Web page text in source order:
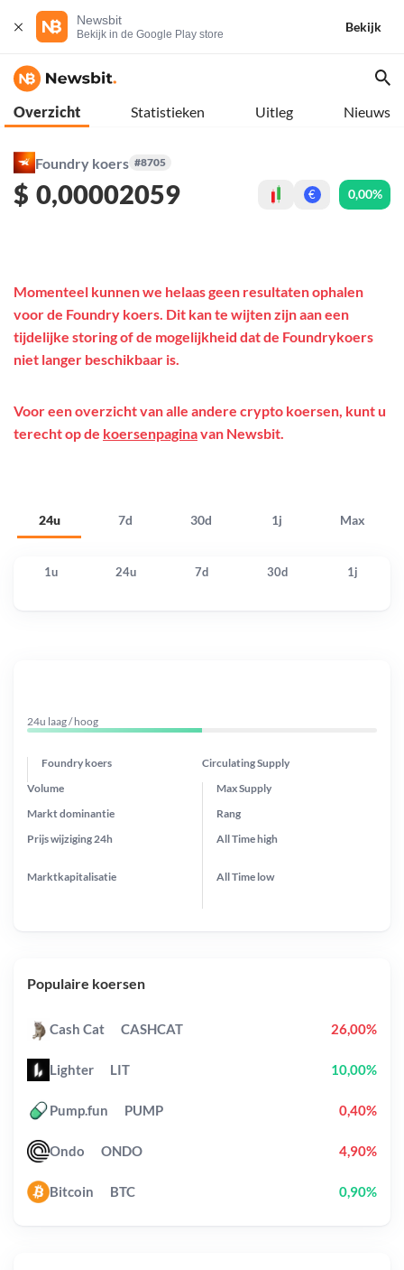
Newsbit
Bekijk in de Google Play store
Bekijk
Overzicht Statistieken Uitleg Nieuws
Foundry koers #8705
$ 0,00002059 € 0,00%
24u 7d 30d 1j Max
Momenteel kunnen we helaas geen resultaten ophalen
voor de Foundry koers. Dit kan te wijten zijn aan een
tijdelijke storing of de mogelijkheid dat de Foundrykoers
niet langer beschikbaar is.
Voor een overzicht van alle andere crypto koersen, kunt u
terecht op de koersenpaginavan Newsbit.
1u 24u 7d 30d 1j
24u laag / hoog
Foundry koers Circulating Supply
Prijs wijziging 24h
Max Supply
Markt dominantie
Marktkapitalisatie
Volume
Rang
All Timehigh
All Time low
Populaire koersen
Cash Cat CASHCAT 26,00%
Lighter LIT 10,00%
Pump.fun PUMP 0,40%
Ondo ONDO 4,90%
Bitcoin BTC 0,90%